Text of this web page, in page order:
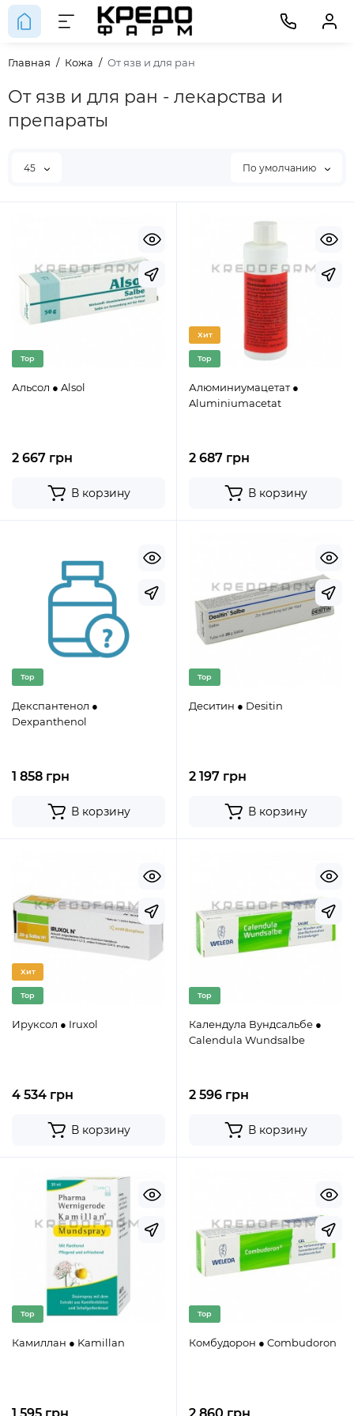
Главная Кожа От язв и для ран
От язв и для ран - лекарства и
препараты
45 По умолчанию
Top
Альсол ● Alsol
2 667 грн
В корзину
Хит
Top
Алюминиумацетат ●
Aluminiumacetat
2 687 грн
В корзину
Top
Декспантенол ●
Dexpanthenol
1 858 грн
В корзину
Top
Деситин ● Desitin
2 197 грн
В корзину
Хит
Top
Ируксол ● Iruxol
4 534 грн
В корзину
Top
Календула Вундсальбе ●
Calendula Wundsalbe
2 596 грн
В корзину
Top
Камиллан ● Kamillan
Top
Комбудорон ● Combudoron